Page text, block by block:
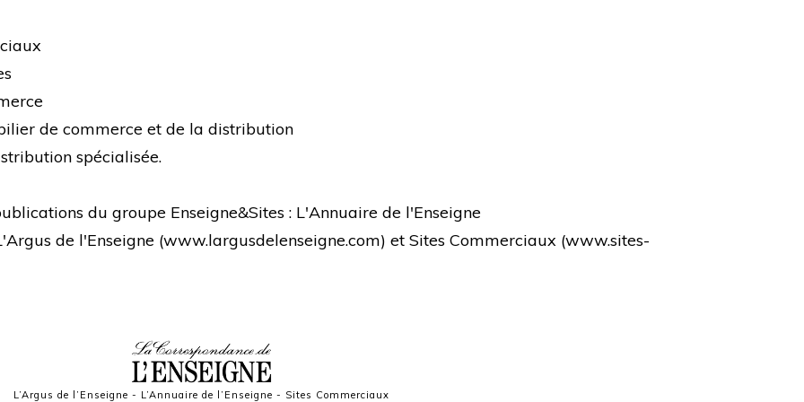
de commerce et de la distribution
spécialisée.
du groupe Enseigne&Sites : L'Annuaire de l'Enseigne
de l'Enseigne (www.largusdelenseigne.com) et Sites Commerciaux (www.sites-
L’Argus de l’Enseigne - L’Annuaire de l’Enseigne - Sites Commerciaux